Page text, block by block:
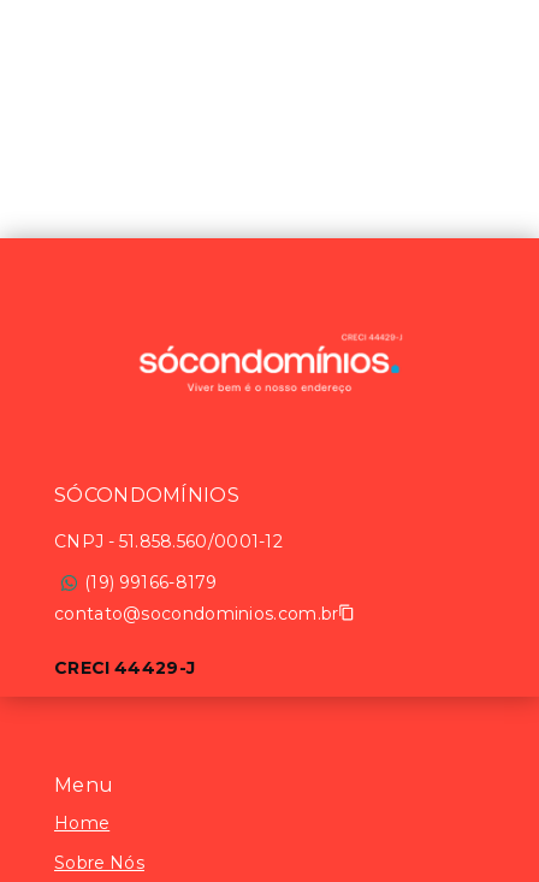
Menu
Home
Sobre Nós
SÓCONDOMÍNIOS
CNPJ - 51.858.560/0001-12
(19) 99166-8179
contato@socondominios.com.br
CRECI 44429-J